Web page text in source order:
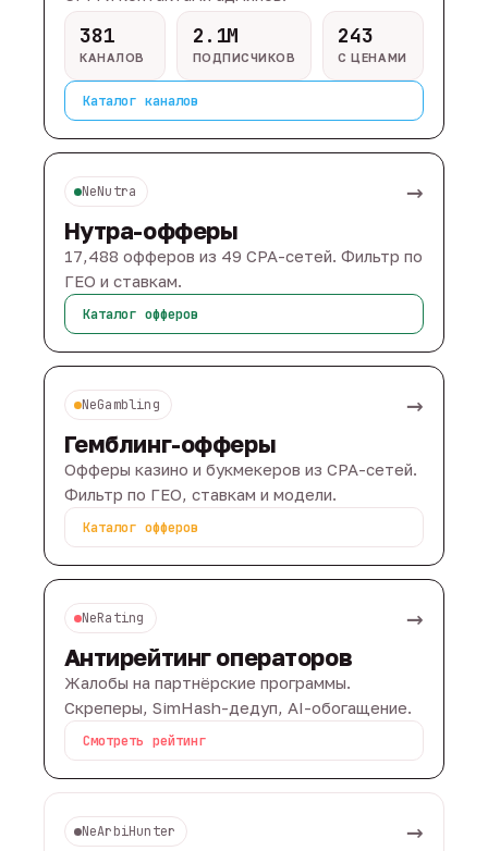
381
КАНАЛОВ
2.1M
ПОДПИСЧИКОВ
243
С ЦЕНАМИ
Каталог каналов
NeNutra →
Нутра-офферы
17,488 офферов из 49 CPA-сетей. Фильтр по
ГЕО и ставкам.
Каталог офферов
NeGambling →
Гемблинг-офферы
Офферы казино и букмекеров из CPA-сетей.
Фильтр по ГЕО, ставкам и модели.
Каталог офферов
NeRating →
Антирейтинг операторов
Жалобы на партнёрские программы.
Скреперы, SimHash-дедуп, AI-обогащение.
Смотреть рейтинг
NeArbiHunter →